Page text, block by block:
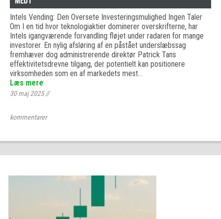
Intels Vending: Den Oversete Investeringsmulighed Ingen Taler
Om I en tid hvor teknologiaktier dominerer overskrifterne, har
Intels igangværende forvandling fløjet under radaren for mange
investorer. En nylig afsløring af en påstået underslæbssag
fremhæver dog administrerende direktør Patrick Tans
effektivitetsdrevne tilgang, der potentielt kan positionere
virksomheden som en af markedets mest…
Læs mere
30 maj 2025//
kommentarer